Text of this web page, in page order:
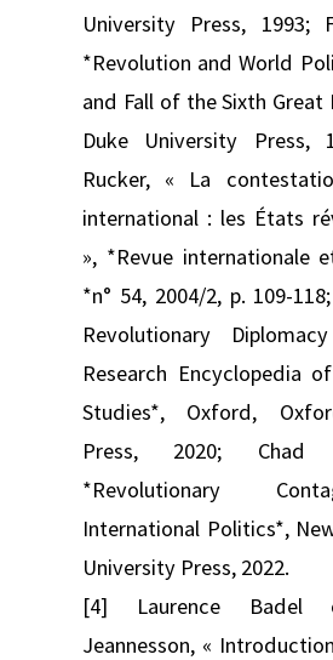
University Press, 1993;
*Revolution and World
and Fall of the Sixth Great
Duke University Press,
Rucker, « La
international : les États
», *Revue internationale
*n° 54, 2004/2, p. 109-
Revolutionary
Research Encyclopedia
Studies*, Oxford,
Press, 2020; Chad
*Revolutionary
International Politics*,
University Press, 2022.
[4] Laurence Badel
Jeannesson, «